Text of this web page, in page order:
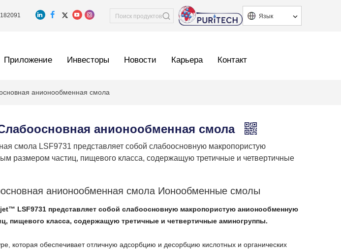
Язык
Приложение Инвесторы Новости Карьера Контакт
анионообменная смола
анионообменная смола
LSF9731 представляет собой слабоосновную макропористую
размером частиц, пищевого класса, содержащую третичные и четвертичные
анионообменная смола Ионообменные смолы
LSF9731 представляет собой слабоосновную макропористую анионообменную
пищевого класса, содержащую третичные и четвертичные аминогруппы.
которая обеспечивает отличную адсорбцию и десорбцию кислотных и органических